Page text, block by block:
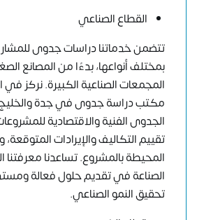
القطاع الصناعي
تتضمن خدماتنا دراسات جدوى
بمختلف أنواعها، بدءًا من المصانع
المجمعات الصناعية الكبيرة. نركز
مكتب دراسة جدوى في جدة
الجدوى الفنية والاقتصادية
تقييم التكاليف والإيرادات
المحيطة بالمشروع. تساعدنا معرفتنا
الصناعة في تقديم حلول فعالة
تحقيق النمو الصناعي.